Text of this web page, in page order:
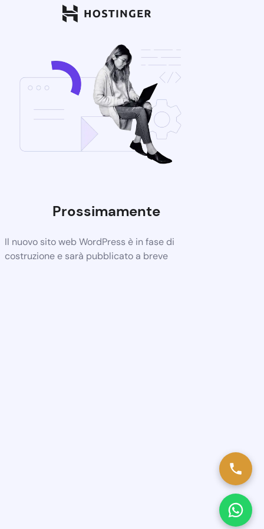
Prossimamente
Il nuovo sito web WordPress è in fase di
costruzione e sarà pubblicato a breve